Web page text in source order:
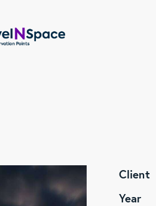
Client
Year